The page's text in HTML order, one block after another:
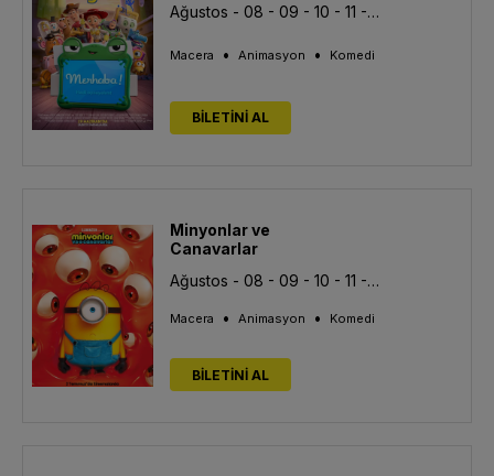
Ağustos - 08 - 09 - 10 - 11 - 12 - 13
Macera • Animasyon • Komedi
BİLETİNİ AL
Minyonlar ve
Canavarlar
Ağustos - 08 - 09 - 10 - 11 - 12 - 13
Macera • Animasyon • Komedi
BİLETİNİ AL